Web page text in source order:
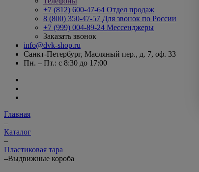
+7 (812) 600-47-64 Отдел продаж
8 (800) 350-47-57 Для звонок по России
+7 (999) 004-89-24 Мессенджеры
Заказать звонок
info@dvk-shop.ru
Санкт-Петербург, Масляный пер., д. 7, оф. 33
Пн. – Пт.: с 8:30 до 17:00
Главная
–
Каталог
–
Пластиковая тара
–Выдвижные короба